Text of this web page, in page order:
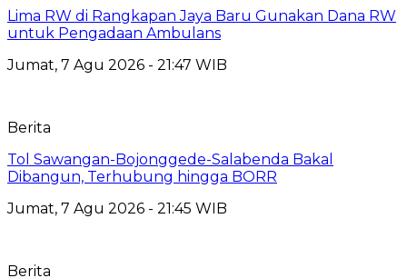
Lima RW di Rangkapan Jaya Baru Gunakan Dana RW
untuk Pengadaan Ambulans
Jumat, 7 Agu 2026 - 21:47 WIB
Berita
Tol Sawangan-Bojonggede-Salabenda Bakal
Dibangun, Terhubung hingga BORR
Jumat, 7 Agu 2026 - 21:45 WIB
Berita